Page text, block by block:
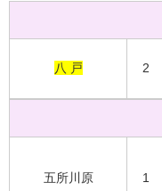
八 戸 2
五所川原 1